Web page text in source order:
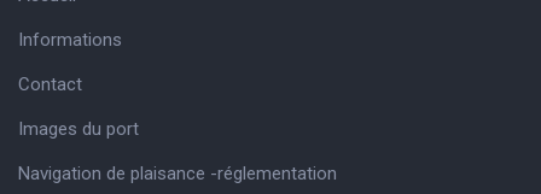
Informations
Contact
Images du port
Navigation de plaisance -réglementation